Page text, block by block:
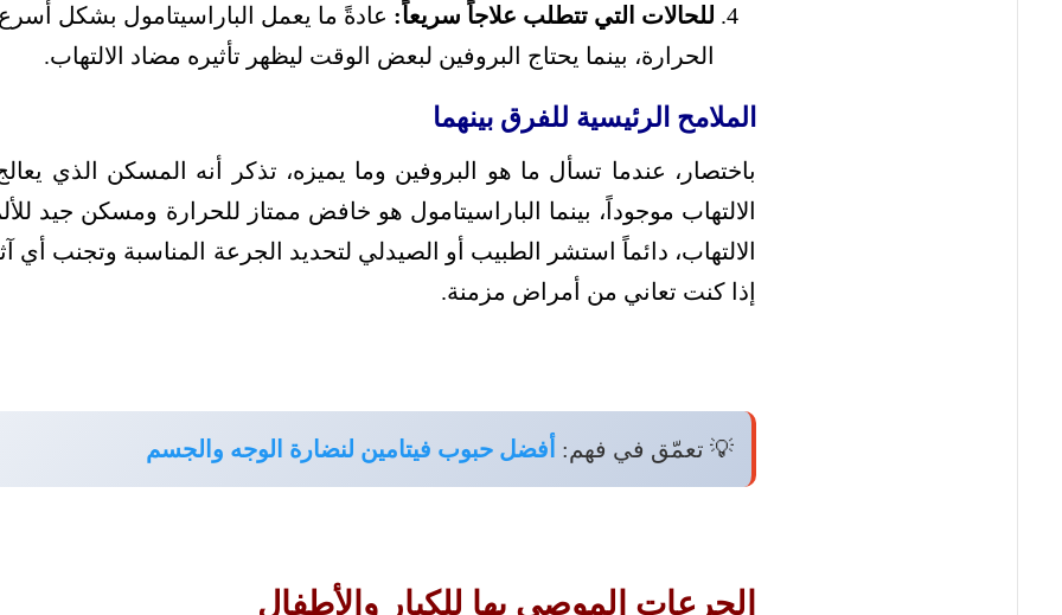
للحالات التي تتطلب علاجاً سريعاً: عادةً ما يعمل الباراسيتامول بشكل
الحرارة، بينما يحتاج البروفين لبعض الوقت ليظهر تأثيره مضاد الالتهاب.
الملامح الرئيسية للفرق بينهما
باختصار، عندما تسأل ما هو البروفين وما يميزه، تذكر أنه المسكن الذي
الالتهاب موجوداً، بينما الباراسيتامول هو خافض ممتاز للحرارة ومسكن جيد
الالتهاب، دائماً استشر الطبيب أو الصيدلي لتحديد الجرعة المناسبة وتجنب أي
إذا كنت تعاني من أمراض مزمنة.
💡 تعمّق في فهم: أفضل حبوب فيتامين لنضارة الوجه والجسم
الجرعات الموصى بها للكبار والأطفال